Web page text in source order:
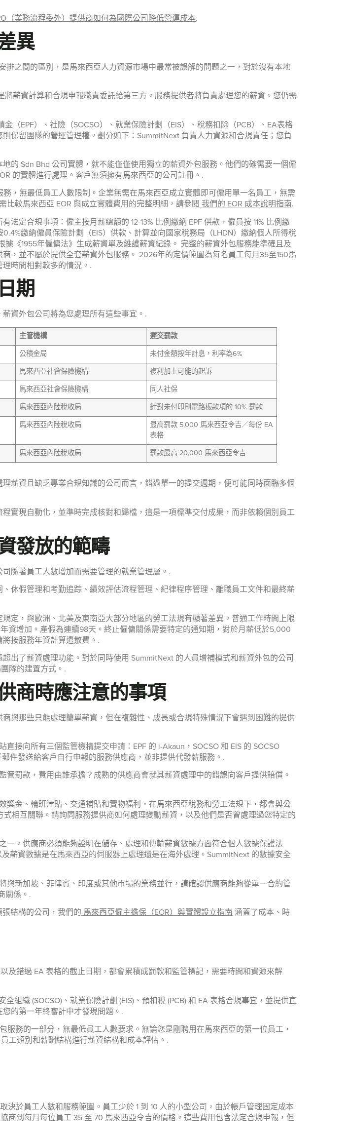
（業務流程委外）提供商如何為國際公司降低營運成本.
異
排之間的區別，是馬來西亞人力資源市場中最常被誤解的問題之一，對於沒有本地
薪資計算和合規申報職責委託給第三方。服務提供者將負責處理您的薪資。您仍需
（EPF）、社險（SOCSO）、就業保險計劃（EIS）、稅務扣除（PCB）、EA表格
保留團隊的營運管理權。劃分如下：SummitNext 負責人力資源和合規責任；您負
的 Sdn Bhd 公司實體，就不能僅僅使用獨立的薪資外包服務。他們的確需要一個僱
的實體進行處理。客戶無須擁有馬來西亞的公司註冊。.
，無最低員工人數限制。企業無需在馬來西亞成立實體即可僱用單一名員工，無需
比較馬來西亞 EOR 與成立實體費用的完整明細，請參閱 我們的 EOR 成本說明指南.
定合規事項：僱主按月薪總額的 12-13% 比例繳納 EPF 供款，僱員按 11% 比例繳
繳納僱員保險計劃（EIS）供款、計算並向國家稅務局（LHDN）繳納個人所得稅
《1955年僱傭法》生成薪資單及維護薪資紀錄。 完整的薪資外包服務能準確且及
，並不屬於提供全套薪資外包服務。 2026年的定價範圍為每名員工每月35至150馬
時間相對較多的情況。.
期
資外包公司將為您處理所有這些事宜。.
主管機構 遲交罰款
公積金局 未付金額按年計息，利率為6%
馬來西亞社會保險機構 複利加上可能的起訴
馬來西亞社會保險機構 同人社保
馬來西亞內陸稅收局 針對未付印刷電路板款項的 10% 罰款
馬來西亞內陸稅收局
最高罰款 5,000 馬來西亞令吉／每份 EA
表格
馬來西亞內陸稅收局 罰款最高 20,000 馬來西亞令吉
薪資且缺乏專業合規知識的公司而言，錯過單一的提交週期，便可能同時面臨多個
實現自動化，並準時完成核對和歸檔，這是一項標準交付成果，而非依賴個別員工
發放的範疇
隨著員工人數增加而需要管理的就業管理層。.
休假管理和考勤追踪、績效評估流程管理、紀律程序管理、離職員工文件和最終薪
定，與歐洲、北美及東南亞大部分地區的勞工法規有顯著差異。普通工作時間上限
資增加。產假為連續98天。終止僱傭關係需要特定的通知期，對於月薪低於5,000
按服務年資計算遣散費。.
出了薪資處理功能。對於同時使用 SummitNext 的人員增補模式和薪資外包的公司
隊的建置方式。.
商時應注意的事項
與那些只能處理簡單薪資，但在複雜性、成長或合規特殊情況下會遇到困難的提供
接向所有三個監管機構提交申請：EPF 的 i-Akaun，SOCSO 和 EIS 的 SOCSO
件發送給客戶自行申報的服務供應商，並非提供代發薪服務。.
罰款，費用由誰承擔？成熟的供應商會就其薪資處理中的錯誤向客戶提供賠償。
獎金、輪班津貼、交通補貼和實物福利，在馬來西亞稅務和勞工法規下，都會與公
式相互關聯。請詢問服務提供商如何處理變動薪資，以及他們是否曾處理過您特定的
一。供應商必須能夠證明在儲存、處理和傳輸薪資數據方面符合個人數據保護法
薪資數據是在馬來西亞的伺服器上處理還是在海外處理。SummitNext 的數據安全
與新加坡、菲律賓、印度或其他市場的業務並行，請確認供應商能夠從單一合約管
關係。.
結構的公司，我們的 馬來西亞僱主擔保（EOR）與實體設立指南 涵蓋了成本、時
及錯過 EA 表格的截止日期，都會累積成罰款和監管標記，需要時間和資源來解
組織 (SOCSO)、就業保險計劃 (EIS)、預扣稅 (PCB) 和 EA 表格合規事宜，並提供直
的第一年終審計中才發現問題。.
務的一部分，無最低員工人數要求。無論您是剛聘用在馬來西亞的第一位員工，
工類別和薪酬結構進行薪資結構和成本評估。.
於員工人數和服務範圍。員工少於 1 到 10 人的小型公司，由於帳戶管理固定成本
到每月每位員工 35 至 70 馬來西亞令吉的價格。這些費用包含法定合規申報，但